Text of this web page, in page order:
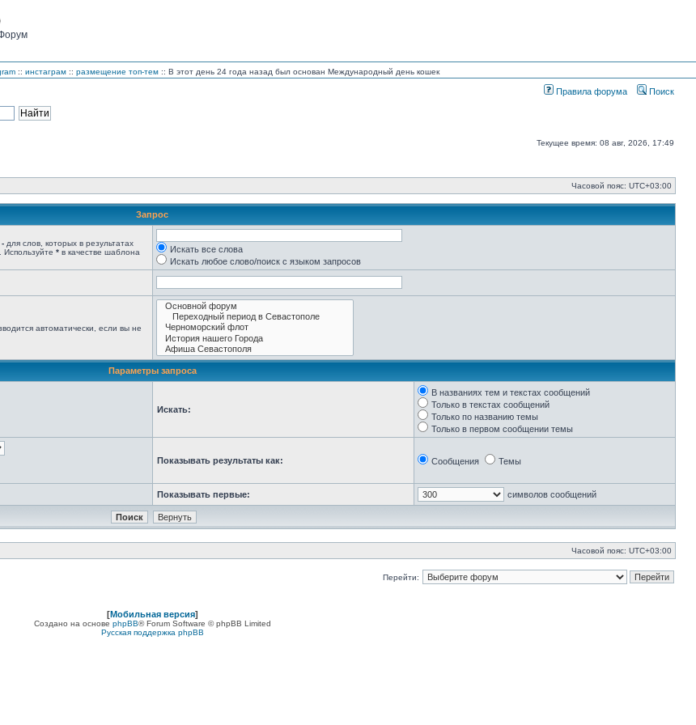
:: инстаграм :: размещение топ-тем :: В этот день 24 года назад был основан Международный день кошек
Правила форума Поиск
Текущее время: 08 авг, 2026, 17:49
Часовой пояс: UTC+03:00
Запрос
- для слов, которых в результатах
Используйте * в качестве шаблона
Искать все слова
Искать любое слово/поиск с языком запросов
автоматически, если вы не
Параметры запроса
Искать:
В названиях тем и текстах сообщений
Только в текстах сообщений
Только по названию темы
Только в первом сообщении темы
Показывать результаты как: Сообщения Темы
Показывать первые: символов сообщений
Часовой пояс: UTC+03:00
Перейти:
[Мобильная версия]
Создано на основе phpBB® Forum Software © phpBB Limited
Русская поддержка phpBB